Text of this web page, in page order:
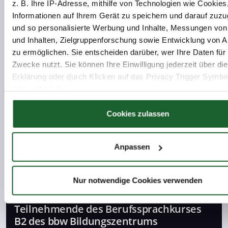
z. B. Ihre IP-Adresse, mithilfe von Technologien wie
Informationen auf Ihrem Gerät zu speichern und darauf
und so personalisierte Werbung und Inhalte, Messungen
und Inhalten, Zielgruppenforschung sowie Entwicklung von
zu ermöglichen. Sie entscheiden darüber, wer Ihre Daten für
Zwecke nutzt. Sie können Ihre Einwilligung jederzeit über
Erklärung oder durch Klicken auf das Privacy Trigger
Wenn Sie es erlauben, würden wir auch gerne:
Informationen über Ihre geografische Lage erfassen,
Ihr Gerät durch aktives Scannen nach bestimmten
(Fingerprinting) identifizieren
Erfahren Sie mehr darüber, wie Ihre persönlichen Daten
fest.
Cookies zulassen
Anpassen
Nur notwendige Cookies verwenden
News
16.09.2026
Unternehmensforum Oberhavel:
erfolgreich gestalten
20.05.2026
Teilnehmende des Berufssprachkurses
B2 des bbw Bildungszentrums